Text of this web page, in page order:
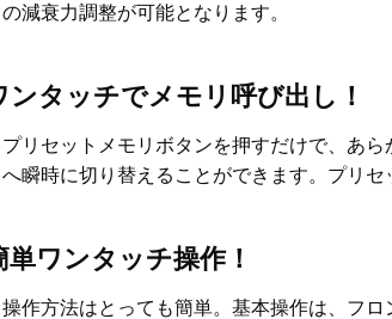
の減衰力調整が可能となります。
ンタッチでメモリ呼び出し！
プリセットメモリボタンを押すだけで、あ
へ瞬時に切り替えることができます。プリセ
単ワンタッチ操作！
操作方法はとっても簡単。基本操作は、フ